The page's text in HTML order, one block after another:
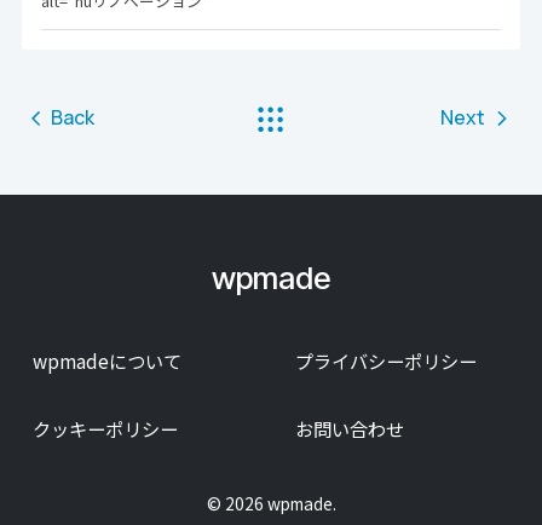
Back Next
wpmade
wpmadeについて プライバシーポリシー
クッキーポリシー お問い合わせ
© 2026 wpmade.